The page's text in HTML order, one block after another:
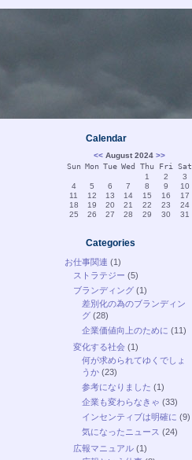
Calendar
<< August 2024 >>
Sun Mon Tue Wed Thu Fri
Sat
1
2
3
4
5 6 7 8 9
10
11
12 13 14 15 16
17
18
19 20 21 22 23
24
25
26 27 28 29 30 31
Categories
お仕事関連 (1)
ストラテジー (5)
ブランディング (1)
差別化の為のブランディン
グ (28)
企業価値向上のために (11)
変化する社会 (1)
何が求められてゆくでしょ
うか (23)
参考になりました (1)
企業も変わらなきゃ (33)
インセンティブは明確に (9)
気になったニュース (24)
広報マニュアル (1)